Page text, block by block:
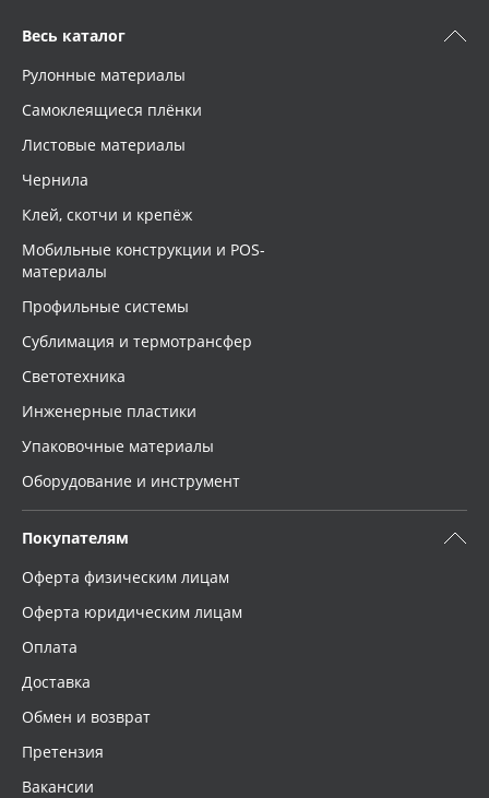
Весь каталог
Рулонные материалы
Самоклеящиеся плёнки
Листовые материалы
Чернила
Клей, скотчи и крепёж
Мобильные конструкции и POS-
материалы
Профильные системы
Сублимация и термотрансфер
Светотехника
Инженерные пластики
Упаковочные материалы
Оборудование и инструмент
Покупателям
Оферта физическим лицам
Оферта юридическим лицам
Оплата
Доставка
Обмен и возврат
Претензия
Вакансии